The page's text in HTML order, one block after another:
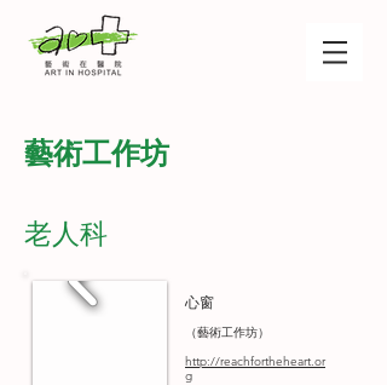
藝術工作坊
老人科
心窗
（藝術工作坊）
http://reachfortheheart.or
g